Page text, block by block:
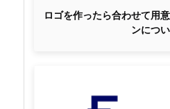
ロゴを作ったら合わせて用
ンにつ